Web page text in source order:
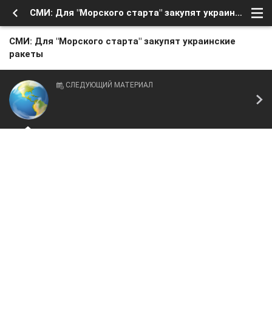
СМИ: Для "Морского старта" закупят украинские ракеты
СМИ: Для "Морского старта" закупят украинские
ракеты
СЛЕДУЮЩИЙ МАТЕРИАЛ